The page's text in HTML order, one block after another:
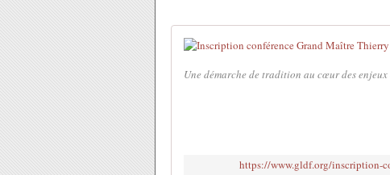
Une démarche de tradition au cœur des
https://www.gldf.org/inscription-